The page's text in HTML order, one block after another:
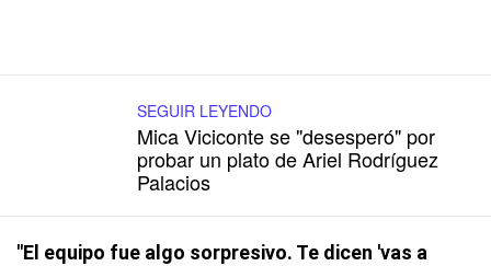
SEGUIR LEYENDO
Mica Viciconte se "desesperó" por
probar un plato de Ariel Rodríguez
Palacios
"El equipo fue algo sorpresivo. Te dicen 'vas a